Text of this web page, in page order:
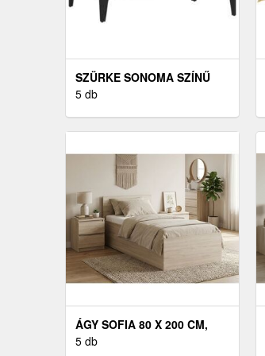
SZÜRKE SONOMA SZÍNŰ
SZERELT FA
5 db
ÁGY SOFIA 80 X 200 CM,
SONOMA TÖLGY MATRAC:
5 db